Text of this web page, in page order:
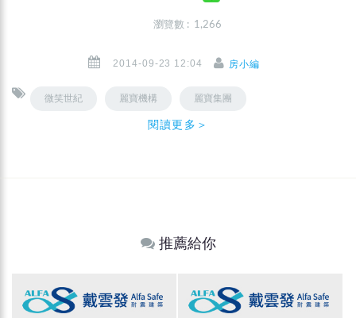
瀏覽數 : 1,266
2014-09-23 12:04 房小編
微笑世紀 麗寶機構 麗寶集團
閱讀更多＞
推薦給你